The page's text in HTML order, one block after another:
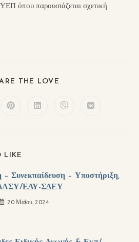
όπου παρουσιάζεται σχετική
THE LOVE
LIKE
Συνεκπαίδευση – Υποστήριξη,
ΕΔΥ-ΣΔΕΥ
20 Μαΐου, 2024